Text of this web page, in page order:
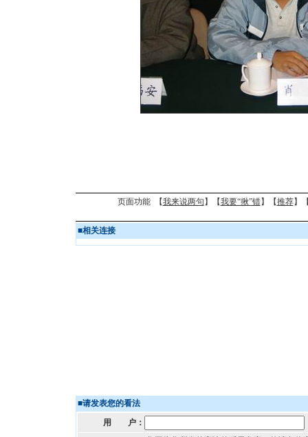
页面功能 【我来说两句 】【我要“揪”错】【推荐】
■相关连接
■请发表您的看法
用 户：